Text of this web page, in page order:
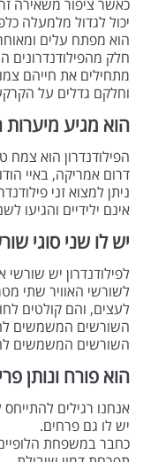
כאשר ציפור משאירה
יכול לגדול מלמעלה
הוא מפתח עלים
חלק מהפילודנדרונים
מתחילים את חייהם
וחלקם גדלים על
הוא מגיע
הפילודנדרון הוא צמח
דרום אמריקה, באיי
ניתן למצוא זני
אינם ילידיים והגיעו
יש לו שני סוגי
לפילודנדרון יש שורשי
לשורשי האוויר שתי
לעצים, והם קולטים
השורשים המשמשים
השורשים המשמשים
הוא פורח ונותן פרי
אנחנו רגילים להתייחס
יש לו גם פרחים.
כחבר במשפחת